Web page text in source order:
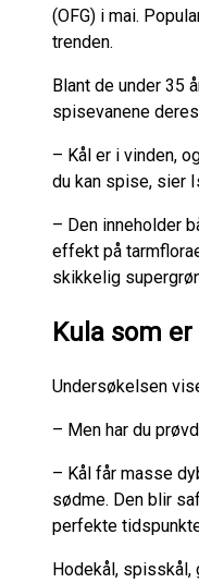
(OFG) i mai.
trenden.
Blant de under 35
spisevanene
– Kål er i vinden,
du kan spise, sier
– Den inneholder
effekt på
skikkelig
Kula som
Undersøkelsen
– Men har du
– Kål får masse
sødme. Den blir
perfekte
Hodekål, spisskål,